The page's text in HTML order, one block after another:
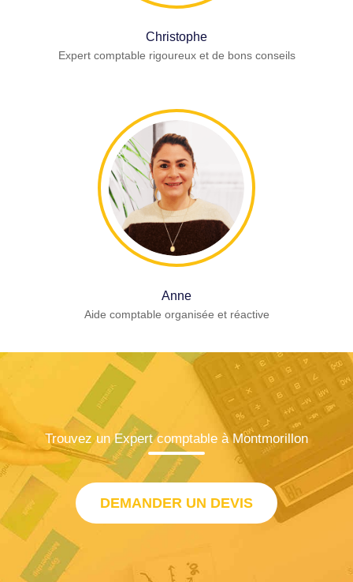
Christophe
Expert comptable rigoureux et de bons conseils
Anne
Aide comptable organisée et réactive
Trouvez un Expert comptable à Montmorillon
DEMANDER UN DEVIS